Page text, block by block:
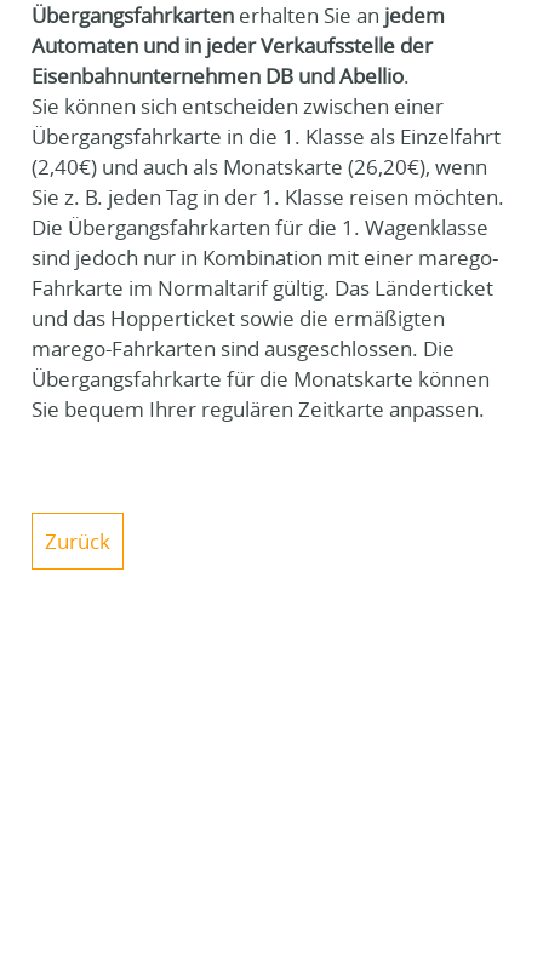
Übergangsfahrkarten erhalten Sie an jedem
Automaten und in jeder Verkaufsstelle der
Eisenbahnunternehmen DB und Abellio.
Sie können sich entscheiden zwischen einer
Übergangsfahrkarte in die 1. Klasse als Einzelfahrt
(2,40€) und auch als Monatskarte (26,20€), wenn
Sie z. B. jeden Tag in der 1. Klasse reisen möchten.
Die Übergangsfahrkarten für die 1. Wagenklasse
sind jedoch nur in Kombination mit einer marego-
Fahrkarte im Normaltarif gültig. Das Länderticket
und das Hopperticket sowie die ermäßigten
marego-Fahrkarten sind ausgeschlossen. Die
Übergangsfahrkarte für die Monatskarte können
Sie bequem Ihrer regulären Zeitkarte anpassen.
Zurück